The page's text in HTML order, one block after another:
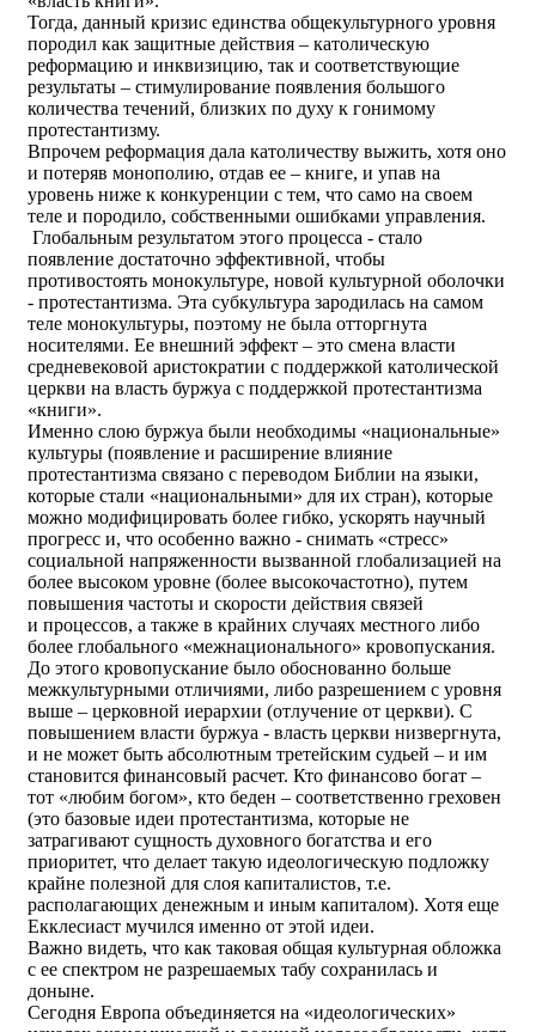
Тогда, данный кризис единства общекультурного уровня
породил как защитные действия – католическую
реформацию и инквизицию, так и соответствующие
результаты – стимулирование появления большого
количества течений, близких по духу к гонимому
протестантизму.
Впрочем реформация дала католичеству выжить, хотя оно
и потеряв монополию, отдав ее – книге, и упав на
уровень ниже к конкуренции с тем, что само на своем
теле и породило, собственными ошибками управления.
Глобальным результатом этого процесса - стало
появление достаточно эффективной, чтобы
противостоять монокультуре, новой культурной оболочки
- протестантизма. Эта субкультура зародилась на самом
теле монокультуры, поэтому не была отторгнута
носителями. Ее внешний эффект – это смена власти
средневековой аристократии с поддержкой католической
церкви на власть буржуа с поддержкой протестантизма
«книги».
Именно слою буржуа были необходимы «национальные»
культуры (появление и расширение влияние
протестантизма связано с переводом Библии на языки,
которые стали «национальными» для их стран), которые
можно модифицировать более гибко, ускорять научный
прогресс и, что особенно важно - снимать «стресс»
социальной напряженности вызванной глобализацией на
более высоком уровне (более высокочастотно), путем
повышения частоты и скорости действия связей
и процессов, а также в крайних случаях местного либо
более глобального «межнационального» кровопускания.
До этого кровопускание было обоснованно больше
межкультурными отличиями, либо разрешением с уровня
выше – церковной иерархии (отлучение от церкви). С
повышением власти буржуа - власть церкви низвергнута,
и не может быть абсолютным третейским судьей – и им
становится финансовый расчет. Кто финансово богат –
тот «любим богом», кто беден – соответственно греховен
(это базовые идеи протестантизма, которые не
затрагивают сущность духовного богатства и его
приоритет, что делает такую идеологическую подложку
крайне полезной для слоя капиталистов, т.е.
располагающих денежным и иным капиталом). Хотя еще
Екклесиаст мучился именно от этой идеи.
Важно видеть, что как таковая общая культурная обложка
с ее спектром не разрешаемых табу сохранилась и
доныне.
Сегодня Европа объединяется на «идеологических»